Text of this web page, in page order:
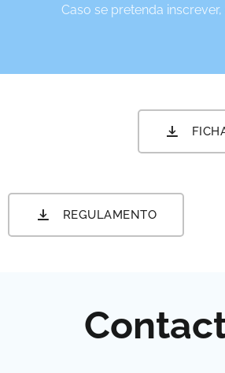
Caso se pretenda
REGULAMENTO